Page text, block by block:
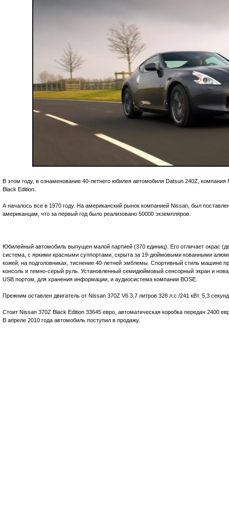
В этом году, в ознаменование 40-летнего юбилея автомобиля Datsun 240Z,
Black Edition.
А началось все в 1970 году. На американский рынок компанией Nissan, был
американцам, что за первый год было реализовано 50000 экземпляров.
Юбилейный автомобиль выпущен малой партией (370 единиц). Его отличает окрас
система, с яркими красными суппортами, скрыта за 19-дюймовыми кованными
кожей, на подголовниках, тиснение 40-летней эмблемы. Спортивный стиль машине
консоль и темно-серый руль. Установленный семидюймовый сенсорный экран и
USB портом, для хранения информации, и аудиосистема компании BOSE.
Прежним оставлен двигатель от Nissan 370Z V6 3,7 литров 328 л.с./241 кВт. 5,3
Стоит Nissan 370Z Black Edition 33645 евро, автоматическая коробка передач 2400
В апреле 2010 года автомобиль поступил в продажу.